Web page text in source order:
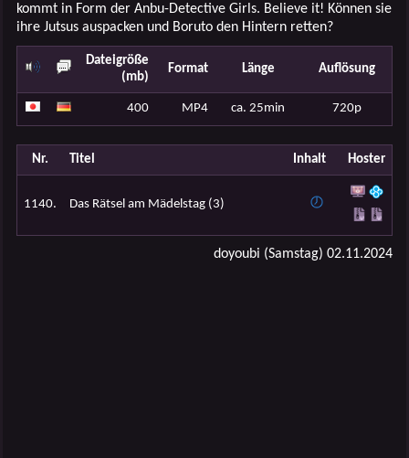
kommt in Form der Anbu-Detective Girls. Believe it! Können sie
ihre Jutsus auspacken und Boruto den Hintern retten?
Dateigröße
(mb)
Format Länge Auflösung
400 MP4 ca. 25min 720p
Nr. Titel Inhalt Hoster
1140. Das Rätsel am Mädelstag (3)
doyoubi (Samstag) 02.11.2024